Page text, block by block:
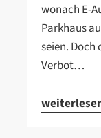
wonach E-
Parkhaus
seien. Doch
Verbot…